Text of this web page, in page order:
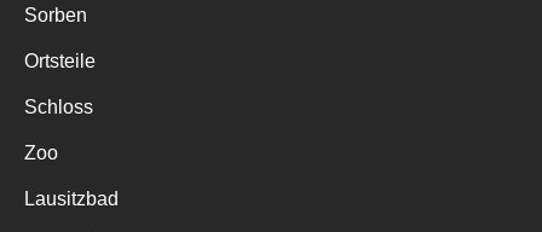
Sorben
Ortsteile
Schloss
Zoo
Lausitzbad